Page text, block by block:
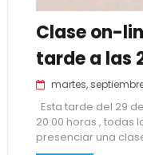
Clase on-
tarde a las
martes,
Esta tarde del 29
20:00 horas , todas
presenciar una